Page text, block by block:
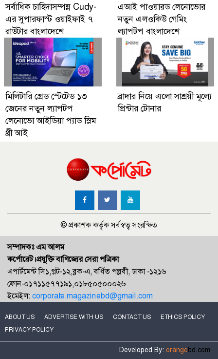
সর্বাধিক চাহিদাসম্পন্ন Cudy-
এর সুপারফাস্ট ওয়াইফাই ৭
রাউটার বাংলাদেশে
এআই পাওয়ারড লেনোভোর
নতুন এলওকিউ গেমিং
ল্যাপটপ বাংলাদেশে
মিলিটারি গ্রেড স্টেটেড ১৩
জেনের নতুন ল্যাপটপ
লেনোভো আইডিয়া প্যাড স্লিম
থ্রী আই
ব্রাদার নিয়ে এলো সাশ্রয়ী মূল্যে
প্রিন্টার টোনার
© প্রকাশক কর্তৃক সর্বস্বত্ব সংরক্ষিত
সম্পাদকঃ এম আলম
কর্পোরেট।প্রযুক্তি বাণিজ্যের সেরা পত্রিকা
এপার্টমেন্ট সি১,প্লট-১২,ব্লক-এ, বর্ধিত পল্লবী, ঢাকা -১২১৬
ফোন-০১৭১১৫৭৭১৯১,০১৮৫০৫০০০২৬
ইমেইল:corporate.magazinebd@gmail.com
ABOUT US ADVERTISE WITH US CONTACT US
ETHICS POLICY
PRIVACY POLICY
Developed By: orangebd.com